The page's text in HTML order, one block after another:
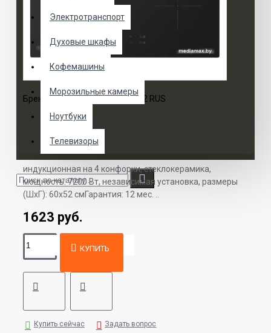
Электротранспорт
Духовые шкафы
Кофемашины
Морозильные камеры
Ноутбуки
Телевизоры
Бренд:DeLonghiМодель:PIN 62 RUS
Варочная панель DeLonghi PIN
62 RUS
индукционная на 4 конфорки, cтеклокерамика,
мощность: 7200 Вт, независимая установка, размеры
(ШхГ): 60x52 смГарантия: 12 мес. ..
1623 руб.
КУПИТЬ
Купить сейчас Задать вопрос